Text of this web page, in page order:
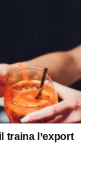
traina l’export